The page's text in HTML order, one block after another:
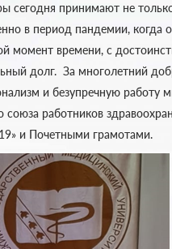
сегодня принимают не
в период пандемии, когда
момент времени, с
долг. За многолетний
и безупречную
союза работников
и Почетными грамотами.